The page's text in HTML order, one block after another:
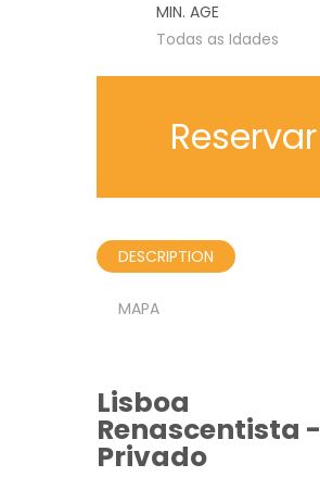
MIN. AGE
Todas as Idades
Reservar
DESCRIPTION
MAPA
Lisboa
Renascentista -
Privado